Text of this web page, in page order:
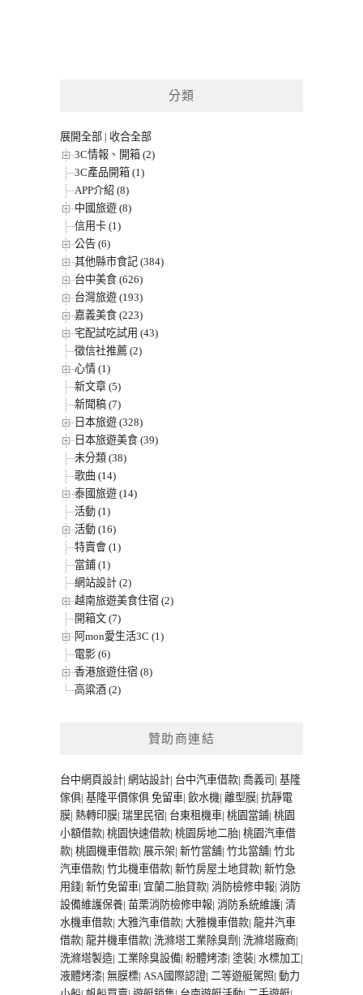
分類
展開全部 | 收合全部
3C情報、開箱 (2)
3C產品開箱 (1)
APP介紹 (8)
中國旅遊 (8)
信用卡 (1)
公告 (6)
其他縣市食記 (384)
台中美食 (626)
台灣旅遊 (193)
嘉義美食 (223)
宅配試吃試用 (43)
徵信社推薦 (2)
心情 (1)
新文章 (5)
新聞稿 (7)
日本旅遊 (328)
日本旅遊美食 (39)
未分類 (38)
歌曲 (14)
泰國旅遊 (14)
活動 (1)
活動 (16)
特賣會 (1)
當鋪 (1)
網站設計 (2)
越南旅遊美食住宿 (2)
開箱文 (7)
阿mon愛生活3C (1)
電影 (6)
香港旅遊住宿 (8)
高粱酒 (2)
贊助商連結
台中網頁設計| 網站設計| 台中汽車借款| 喬義司 | 基隆
傢俱| 基隆平價傢俱 免留車| 飲水機| 離型膜| 抗靜電
膜| 熱轉印膜| 瑞里民宿| 台東租機車| 桃園當鋪| 桃園
小額借款| 桃園快速借款| 桃園房地二胎| 桃園汽車借
款| 桃園機車借款| 展示架| 新竹當舖| 竹北當舖| 竹北
汽車借款| 竹北機車借款| 新竹房屋土地貸款| 新竹急
用錢| 新竹免留車| 宜蘭二胎貸款| 消防檢修申報| 消防
設備維護保養| 苗栗消防檢修申報| 消防系統維護| 清
水機車借款| 大雅汽車借款| 大雅機車借款| 龍井汽車
借款| 龍井機車借款| 洗滌塔工業除臭劑 | 洗滌塔廠商|
洗滌塔製造| 工業除臭設備| 粉體烤漆| 塗裝| 水標加工|
液體烤漆| 無膜標| ASA國際認證| 二等遊艇駕照| 動力